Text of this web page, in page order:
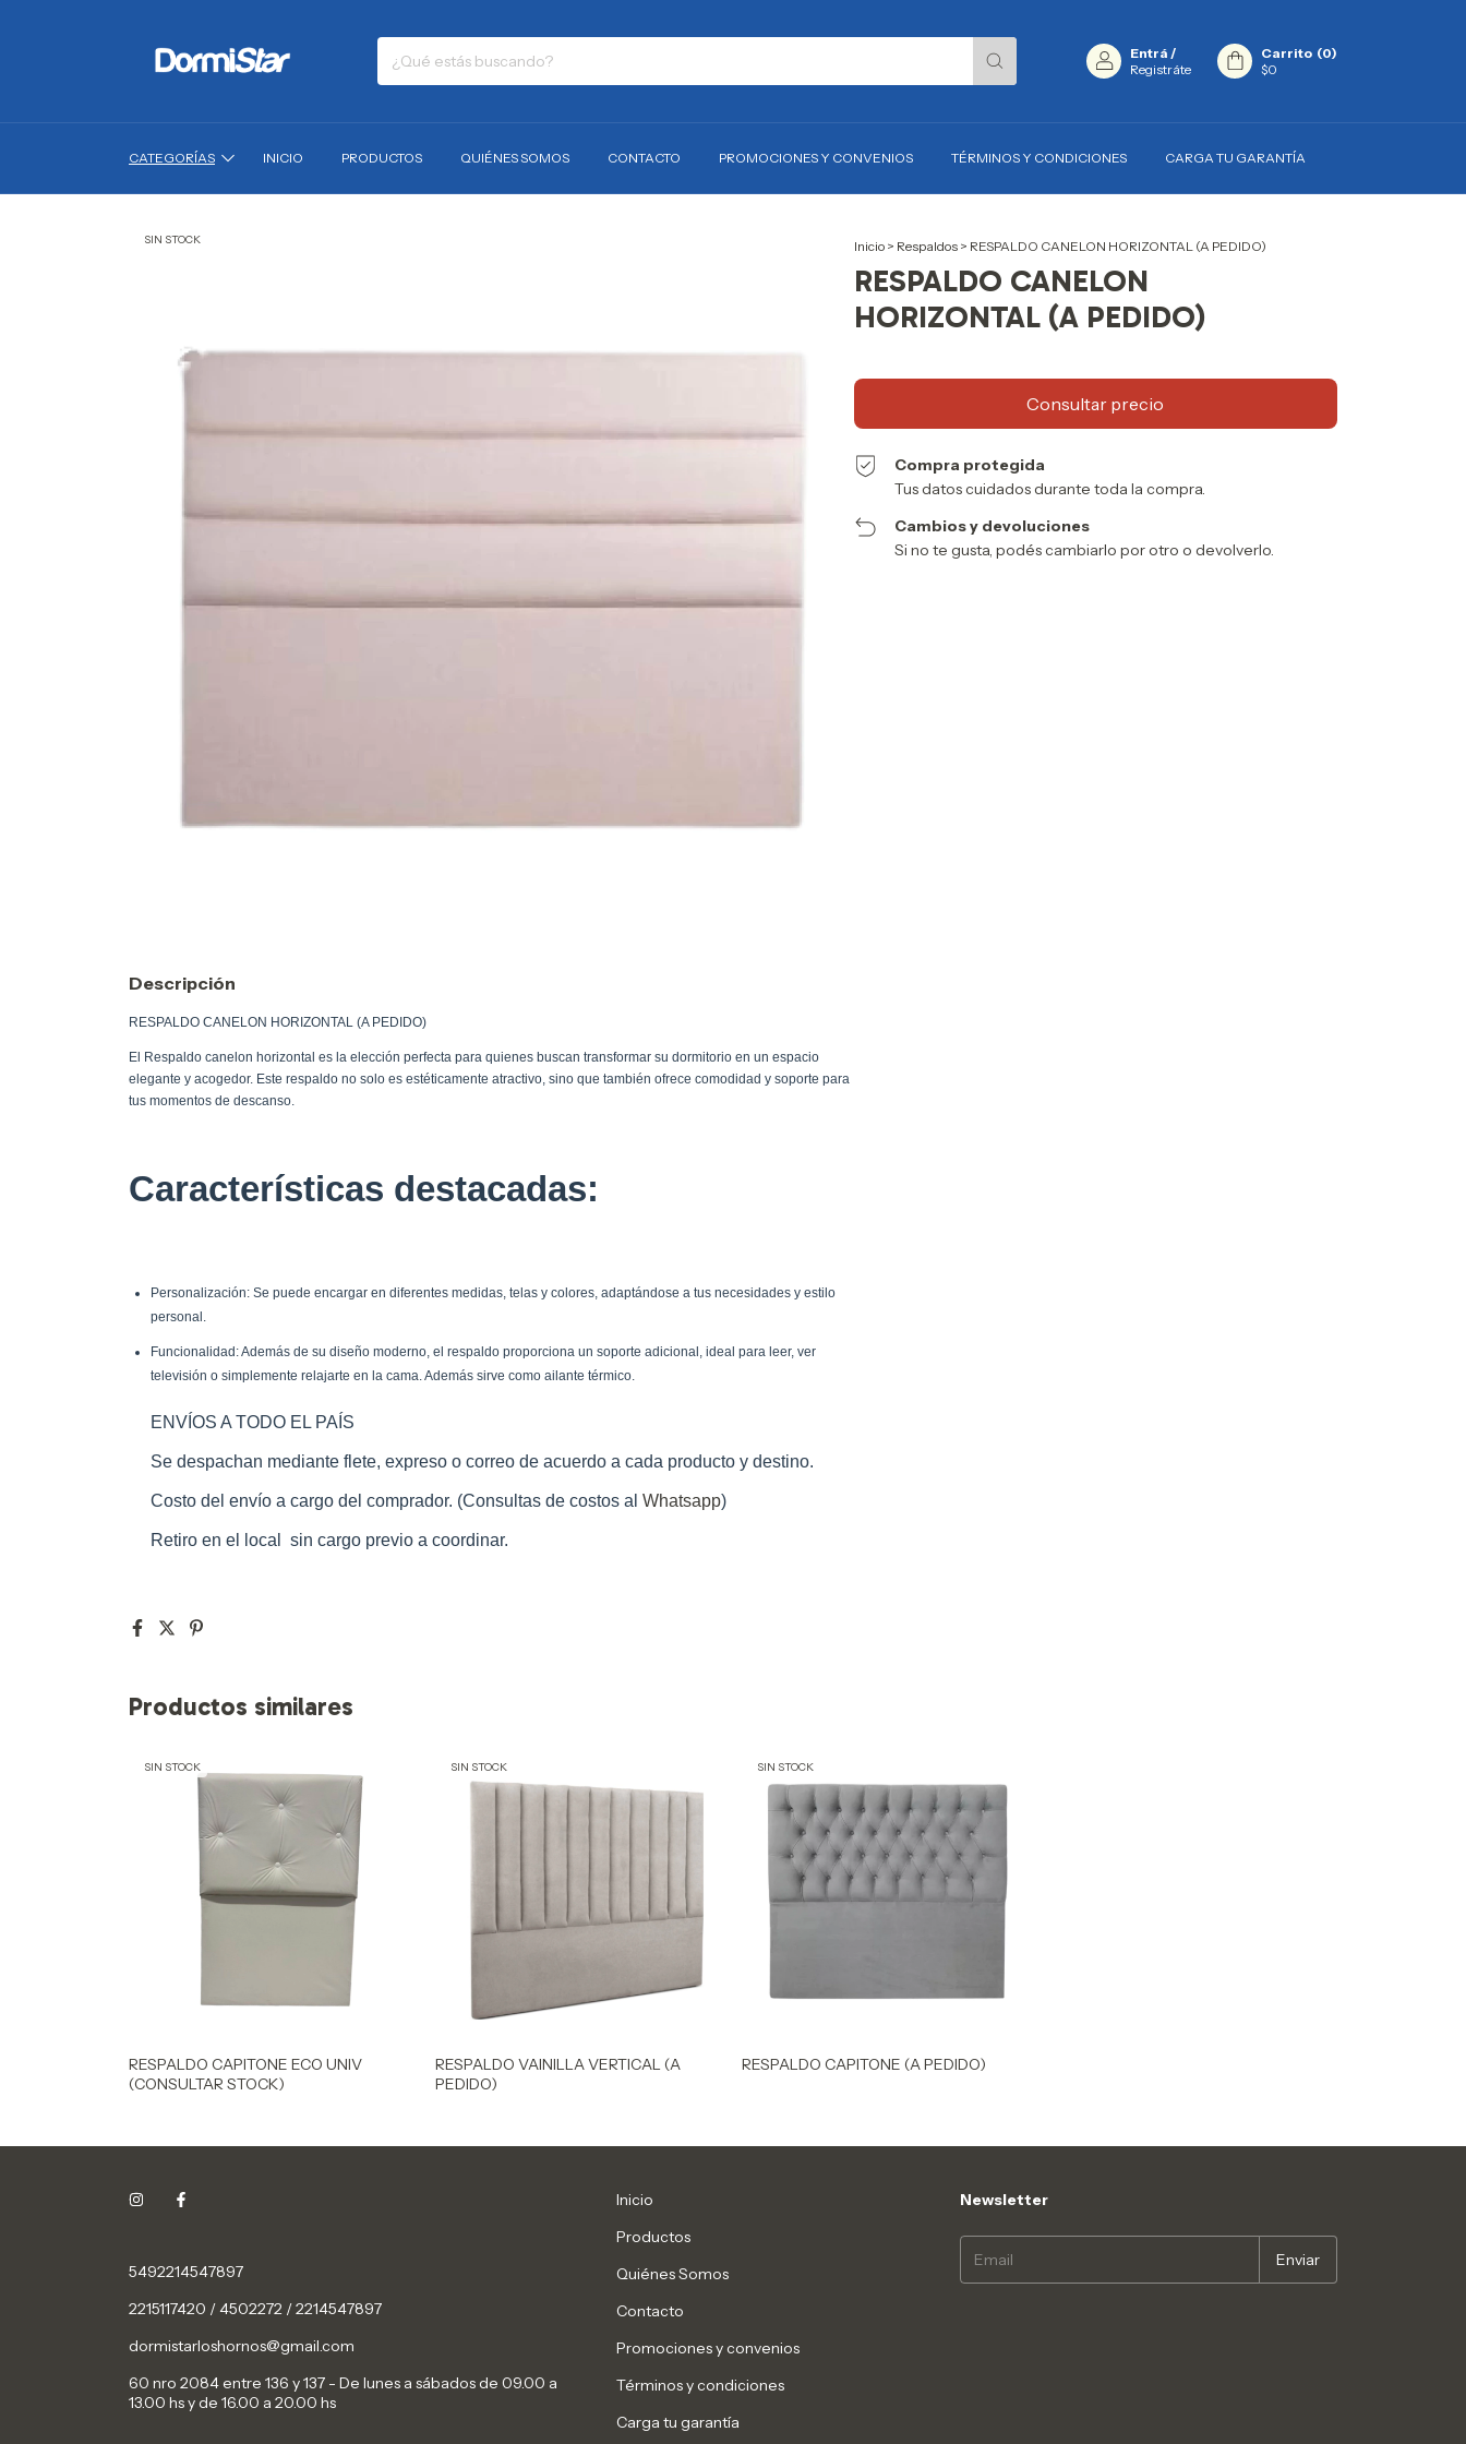
Entrá /
Registráte
Carrito (0)
$0
CATEGORÍAS INICIO PRODUCTOS QUIÉNES SOMOS CONTACTO PROMOCIONES Y CONVENIOS TÉRMINOS Y CONDICIONES CARGA TU GARANTÍA
SIN STOCK Inicio > Respaldos > RESPALDO CANELON HORIZONTAL (A PEDIDO)
RESPALDO CANELON
HORIZONTAL (A PEDIDO)
Compra protegida
Tus datos cuidados durante toda la compra.
Cambios y devoluciones
Si no te gusta, podés cambiarlo por otro o devolverlo.
Descripción
RESPALDO CANELON HORIZONTAL (A PEDIDO)
El Respaldo canelon horizontal es la elección perfecta para quienes buscan transformar su dormitorio en un espacio
elegante y acogedor. Este respaldo no solo es estéticamente atractivo, sino que también ofrece comodidad y soporte para
tus momentos de descanso.
Características destacadas:
Personalización: Se puede encargar en diferentes medidas, telas y colores, adaptándose a tus necesidades y estilo
personal.
Funcionalidad: Además de su diseño moderno, el respaldo proporciona un soporte adicional, ideal para leer, ver
televisión o simplemente relajarte en la cama. Además sirve como ailante térmico.
ENVÍOS A TODO EL PAÍS
Se despachan mediante flete, expreso o correo de acuerdo a cada producto y destino.
Costo del envío a cargo del comprador. (Consultas de costos al Whatsapp)
Retiro en el local sin cargo previo a coordinar.
Productos similares
SIN STOCK
RESPALDO CAPITONE ECO UNIV
(CONSULTAR STOCK)
SIN STOCK
RESPALDO VAINILLA VERTICAL (A
PEDIDO)
SIN STOCK
RESPALDO CAPITONE (A PEDIDO)
5492214547897
2215117420 / 4502272 / 2214547897
dormistarloshornos@gmail.com
60 nro 2084 entre 136 y 137 - De lunes a sábados de 09.00 a
13.00 hs y de 16.00 a 20.00 hs
Inicio
Productos
Quiénes Somos
Contacto
Promociones y convenios
Términos y condiciones
Carga tu garantía
Newsletter